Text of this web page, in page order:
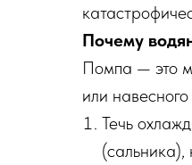
Почему
Помпа — это
или
Течь
(сальника),